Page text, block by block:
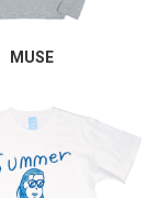
MUSE